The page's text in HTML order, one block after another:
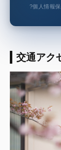
?個人情報
交通アク